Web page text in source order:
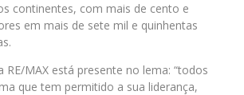
continentes, com mais de cento e
em mais de sete mil e quinhentas
RE/MAX está presente no lema: “todos
que tem permitido a sua liderança,